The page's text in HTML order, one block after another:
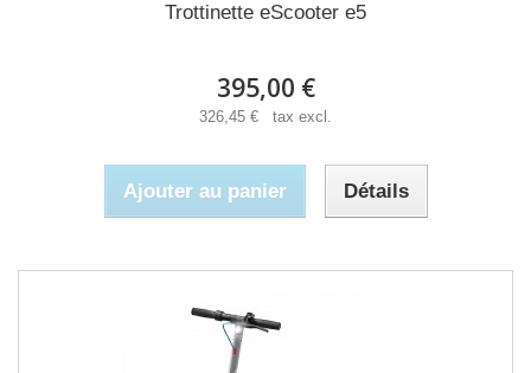
Trottinette eScooter e5
395,00 €
326,45 € tax excl.
Ajouter au panier Détails